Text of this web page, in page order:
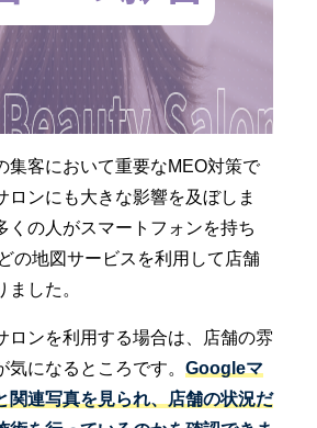
集客において重要なMEO対策で
ロンにも大きな影響を及ぼしま
くの人がスマートフォンを持ち
の地図サービスを利用して店舗
ました。
ロンを利用する場合は、店舗の雰
気になるところです。 Googleマ
関連写真を見られ、店舗の状況だ